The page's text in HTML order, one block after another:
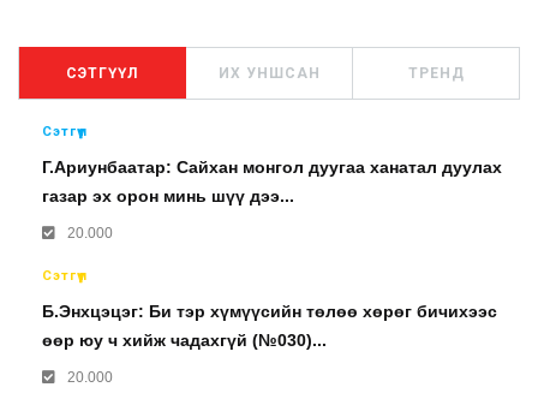
СЭТГҮҮЛ ИХ УНШСАН ТРЕНД
Сэтгүүл
Г.Ариунбаатар: Сайхан монгол дуугаа ханатал дуулах
газар эх орон минь шүү дээ...
20.000
Сэтгүүл
Б.Энхцэцэг: Би тэр хүмүүсийн төлөө хөрөг бичихээс
өөр юу ч хийж чадахгүй (№030)...
20.000